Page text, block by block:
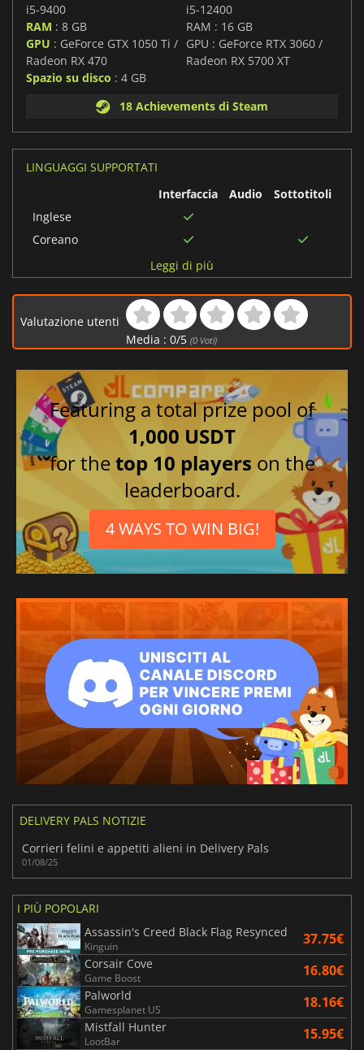
i5-9400
RAM : 8 GB
GPU : GeForce GTX 1050 Ti /
Radeon RX 470
Spazio su disco : 4 GB
i5-12400
RAM : 16 GB
GPU : GeForce RTX 3060 /
Radeon RX 5700 XT
18 Achievements di Steam
LINGUAGGI SUPPORTATI
Interfaccia
Audio
Sottotitoli
Inglese
Coreano
brasiliano
Spagnolo
Tedesco
Ucraino
Giapponese
Cinese semplificato
Russo
Leggi di più
Valutazione utenti
Media : 0/5 (0Voti)
Featuring a total prize pool of
1,000 USDT
for thetop 10 players on the
leaderboard.
4 WAYS TO WIN BIG!
DELIVERY PALS NOTIZIE
Corrieri felini e appetiti alieni in Delivery Pals
01/08/25
I PIÙ POPOLARI
Assassin's Creed Black Flag Resynced
Kinguin 37.75€
Corsair Cove
Game Boost 16.80€
Palworld
Gamesplanet US 18.16€
Mistfall Hunter
LootBar 15.95€